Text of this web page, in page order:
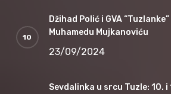
Džihad Polić i GVA
Muhamedu Mujkanoviću
23/09/2024
Sevdalinka u srcu Tuzle: 10. i